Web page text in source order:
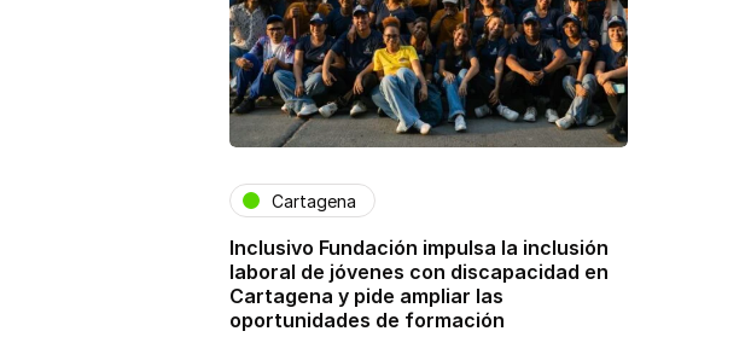
Cartagena
Inclusivo Fundación impulsa la inclusión
laboral de jóvenes con discapacidad en
Cartagena y pide ampliar las
oportunidades de formación